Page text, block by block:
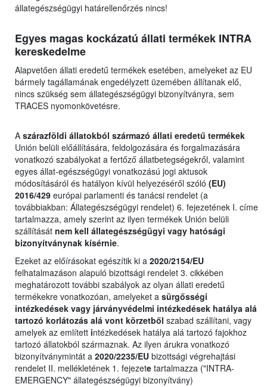
állategészségügyi határellenőrzés nincs!
Egyes magas kockázatú állati termékek INTRA
kereskedelme
Alapvetően állati eredetű termékek esetében, amelyeket az EU
bármely tagállamának engedélyzett üzemében állítanak elő,
nincs szükség sem állategészségügyi bizonyítványra, sem
TRACES nyomonkövetésre.
A szárazföldi állatokból származó állati eredetű termékek
Unión belüli előállítására, feldolgozására és forgalmazására
vonatkozó szabályokat a fertőző állatbetegségekről, valamint
egyes állat-egészségügyi vonatkozású jogi aktusok
módosításáról és hatályon kívül helyezéséről szóló (EU)
2016/429 európai parlamenti és tanácsi rendelet (a
továbbiakban: Állategészségügyi rendelet) 6. fejezetének I. címe
tartalmazza, amely szerint az ilyen termékek Unión belüli
szállítását nem kell állategészségügyi vagy hatósági
bizonyítványnak kísérnie.
Ezeket az előírásokat egészítik ki a 2020/2154/EU
felhatalmazáson alapuló bizottsági rendelet 3. cikkében
meghatározott további szabályok az olyan állati eredetű
termékekre vonatkozóan, amelyeket a sürgősségi
intézkedések vagy járványvédelmi intézkedések hatálya alá
tartozó korlátozás alá vont körzetből szabad szállítani, vagy
amelyek az említett intézkedések hatálya alá tartozó fajokhoz
tartozó állatokból származnak. Az ilyen árukra vonatkozó
bizonyítványmintát a 2020/2235/EU bizottsági végrehajtási
rendelet II. mellékletének 1. fejezete tartalmazza ("INTRA-
EMERGENCY" állategészségügyi bizonyítvány)